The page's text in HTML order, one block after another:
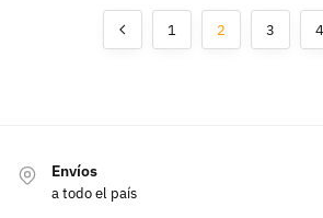
1 2 3 4
Envíos
a todo el país